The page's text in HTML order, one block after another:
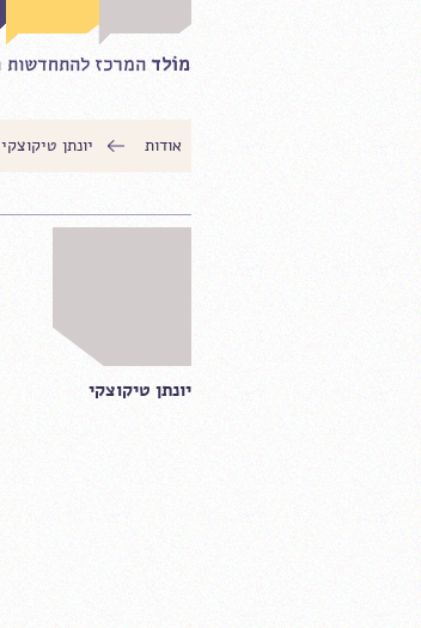
אודות יונתן טיקוצקי
יונתן טיקוצקי